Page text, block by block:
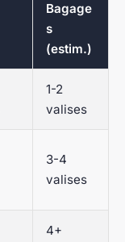
Bagage
s
(estim.)
1-2
valises
3-4
valises
4+